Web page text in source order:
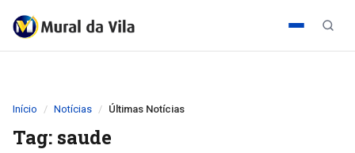
Início Notícias Últimas Notícias
Tag: saude